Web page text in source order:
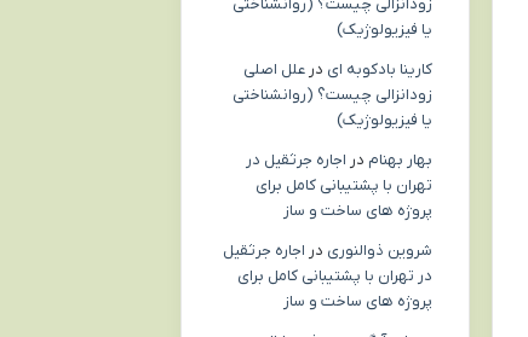
زودانزالی چیست؟ (روانشناختی
یا فیزیولوژیک)
کارینا بادکوبه ای در علل اصلی
زودانزالی چیست؟ (روانشناختی
یا فیزیولوژیک)
بهار بهنام در اجاره جرثقیل در
تهران با پشتیبانی کامل برای
پروژه های ساخت و ساز
شروین ذوالنوری در اجاره جرثقیل
در تهران با پشتیبانی کامل برای
پروژه های ساخت و ساز